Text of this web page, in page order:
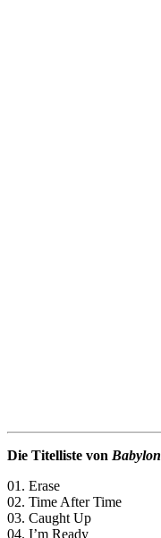
Die Titelliste von Babylon
01. Erase
02. Time After Time
03. Caught Up
04. I’m Ready